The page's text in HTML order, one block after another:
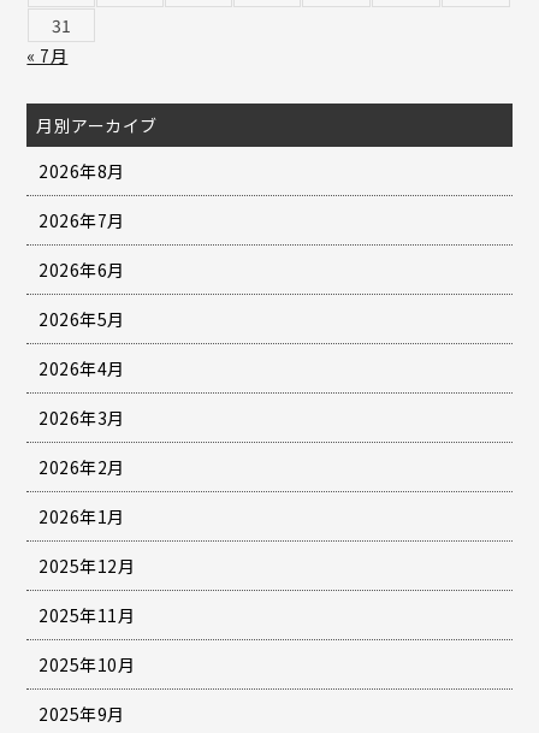
31
« 7月
月別アーカイブ
2026年8月
2026年7月
2026年6月
2026年5月
2026年4月
2026年3月
2026年2月
2026年1月
2025年12月
2025年11月
2025年10月
2025年9月